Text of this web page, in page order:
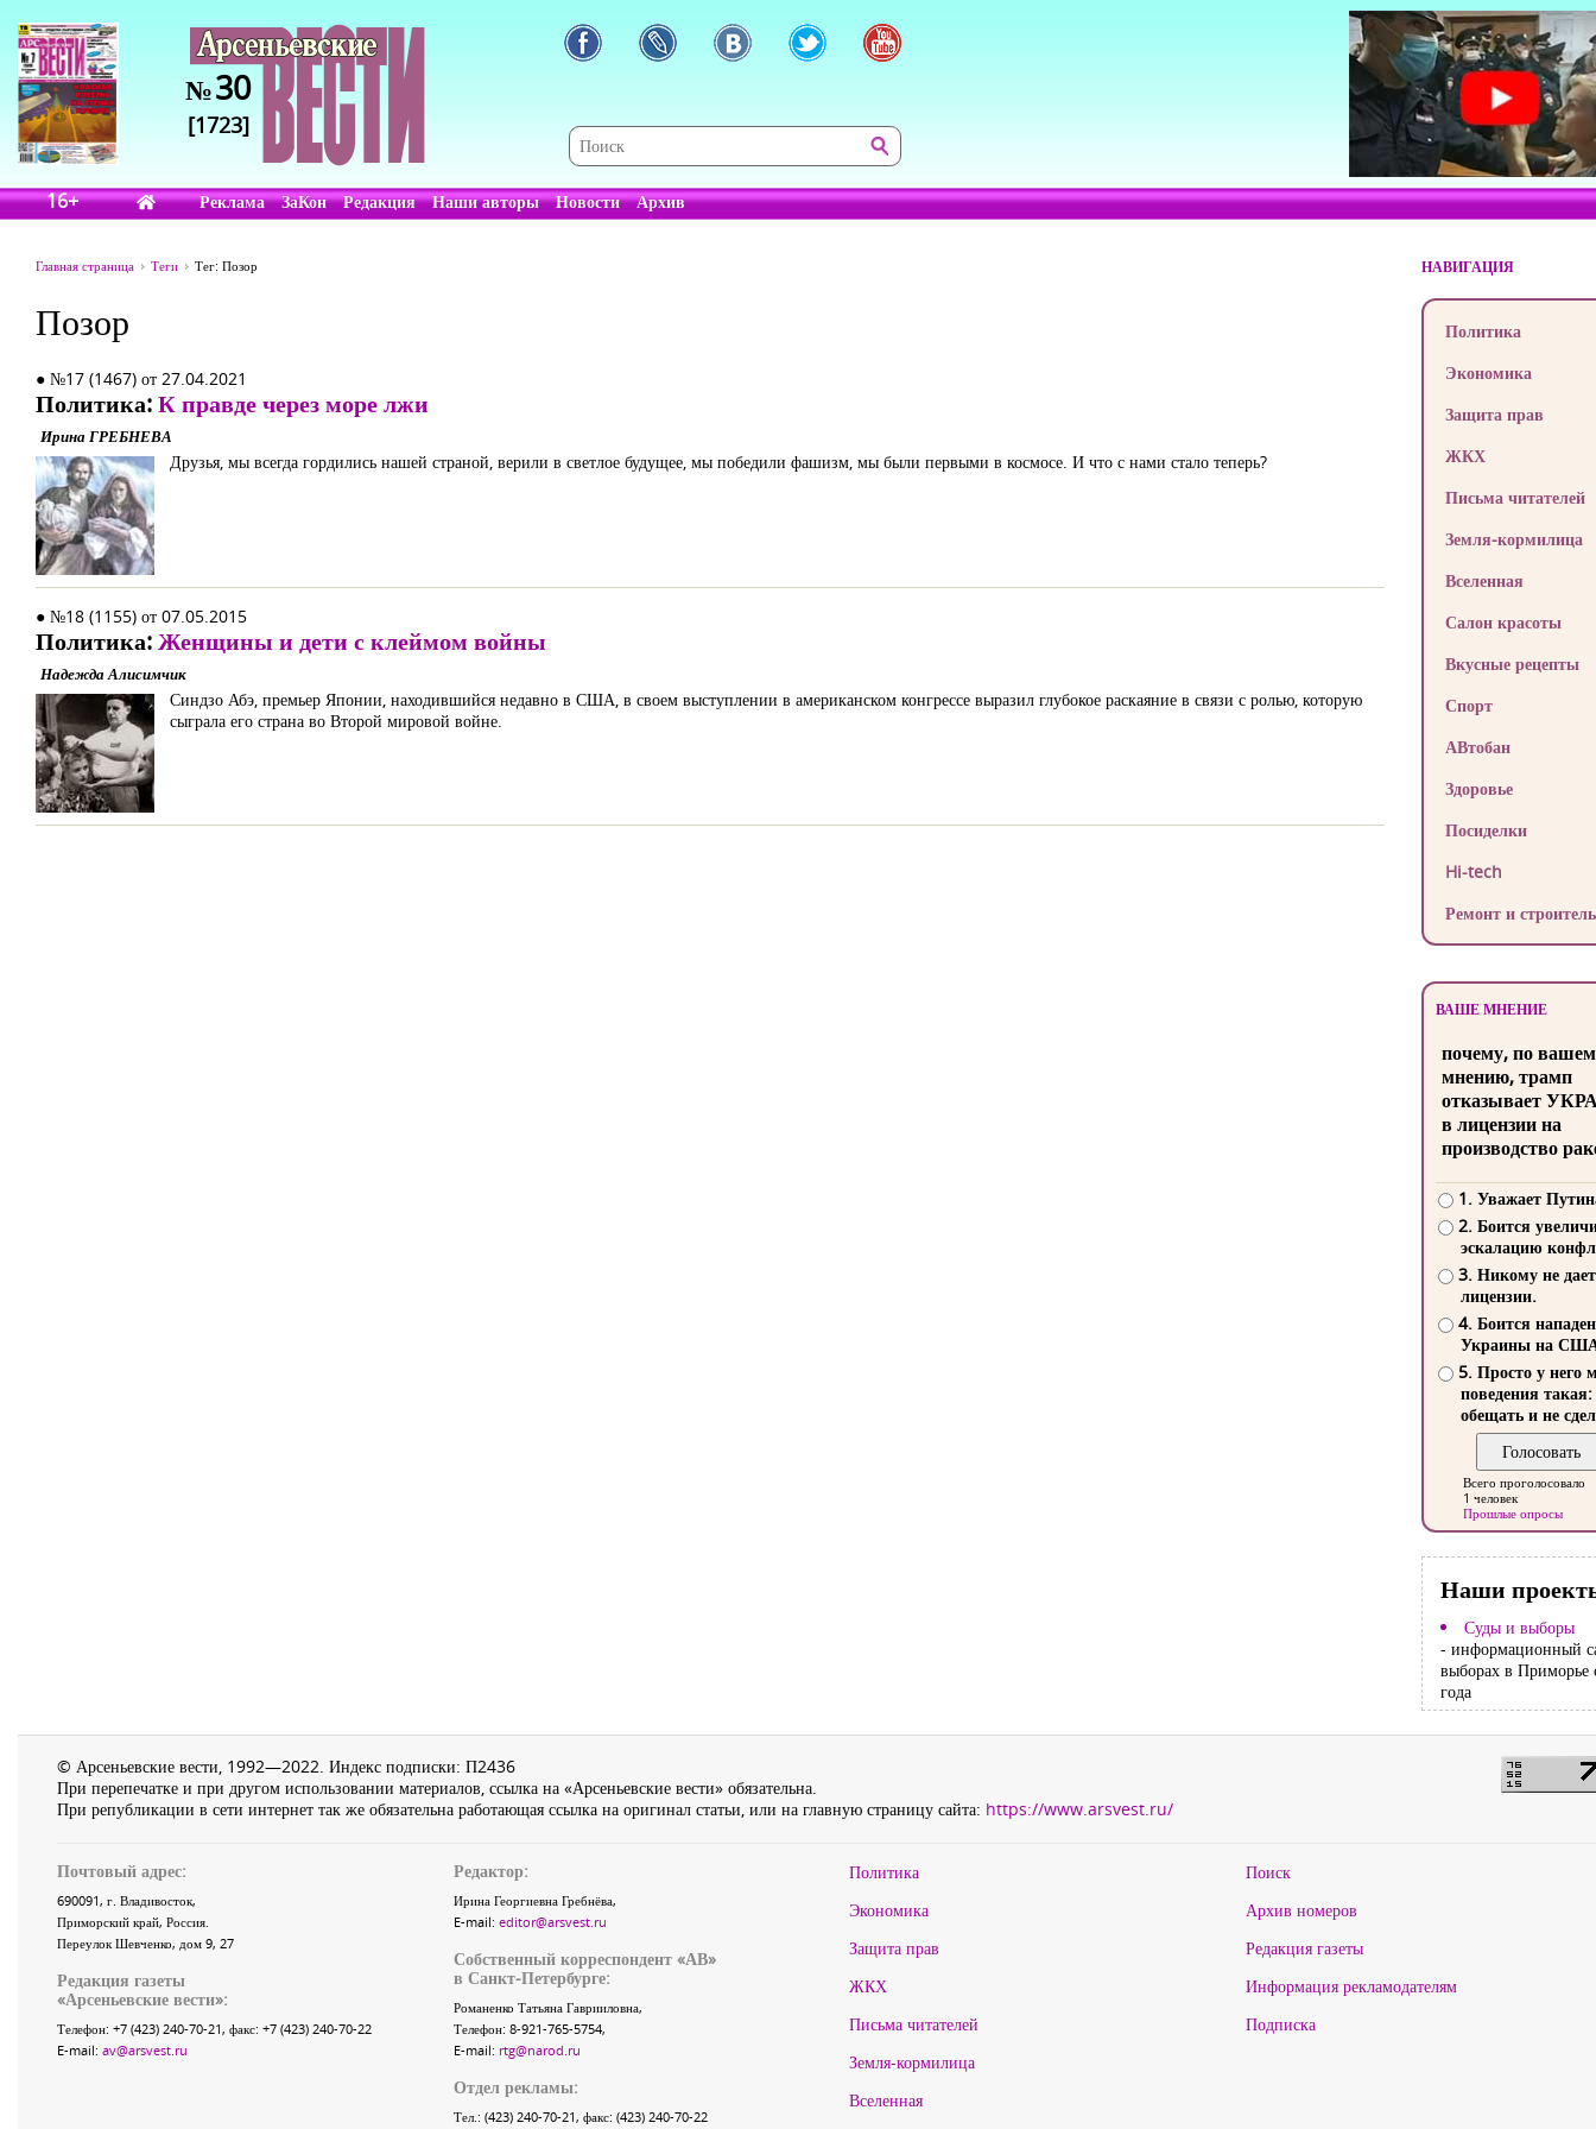
№30
[1723]
16+ Реклама ЗаКон Редакция Наши авторы Новости Архив
Главная страница Теги Тег: Позор
Позор
● №17 (1467) от 27.04.2021
Политика:К правде через море лжи
Ирина ГРЕБНЕВА
Друзья, мы всегда гордились нашей страной, верили в светлое будущее, мы победили фашизм, мы были первыми в космосе. И что с нами стало теперь?
● №18 (1155) от 07.05.2015
Политика:Женщины и дети с клеймом войны
Надежда Алисимчик
Синдзо Абэ, премьер Японии, находившийся недавно в США, в своем выступлении в американском конгрессе выразил глубокое раскаяние в связи с ролью, которую
сыграла его страна во Второй мировой войне.
НАВИГАЦИЯ
Политика
Экономика
Защита прав
ЖКХ
Письма читателей
Земля-кормилица
Вселенная
Салон красоты
Вкусные рецепты
Спорт
АВтобан
Здоровье
Посиделки
Hi-tech
Ремонт и
ВАШЕ МНЕНИЕ
почему, по
мнению, трамп
отказывает
в лицензии на
производство
1. Уважает
2. Боится
эскалацию
3. Никому не
лицензии.
4. Боится
Украины на
5. Просто у него
поведения такая:
обещать и не
Всего проголосовало
1 человек
Прошлые опросы
Наши
Суды и выборы
- информационный
выборах в Приморье
года
© Арсеньевские вести, 1992—2022. Индекс подписки: П2436
При перепечатке и при другом использовании материалов, ссылка на «Арсеньевские вести» обязательна.
При републикации в сети интернет так же обязательна работающая ссылка на оригинал статьи, или на главную страницу сайта: https://www.arsvest.ru/
Почтовый адрес:
690091, г. Владивосток,
Приморский край, Россия.
Переулок Шевченко, дом 9, 27
Редакция газеты
«Арсеньевские вести»:
Телефон: +7 (423) 240-70-21, факс: +7 (423) 240-70-22
E-mail: av@arsvest.ru
Редактор:
Ирина Георгиевна Гребнёва,
E-mail: editor@arsvest.ru
Собственный корреспондент «АВ»
в Санкт-Петербурге:
Романенко Татьяна Гаврииловна,
Телефон: 8-921-765-5754,
E-mail: rtg@narod.ru
Отдел рекламы:
Тел.: (423) 240-70-21, факс: (423) 240-70-22
Политика
Экономика
Защита прав
ЖКХ
Письма читателей
Земля-кормилица
Вселенная
Поиск
Архив номеров
Редакция газеты
Информация рекламодателям
Подписка